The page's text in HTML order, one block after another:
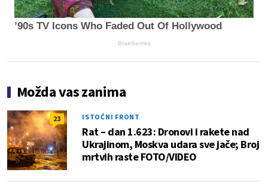
’90s TV Icons Who Faded Out Of Hollywood
Brainberries
Možda vas zanima
23 ISTOČNI FRONT
Rat – dan 1.623: Dronovi i rakete nad
Ukrajinom, Moskva udara sve jače; Broj
mrtvih raste FOTO/VIDEO